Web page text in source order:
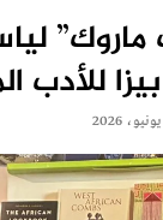
ماروك”
للأدب